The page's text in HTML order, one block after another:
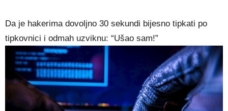
Da je hakerima dovoljno 30 sekundi bijesno tipkati po
tipkovnici i odmah uzviknu: “Ušao sam!”